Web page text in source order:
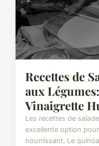
Recettes de
aux
Vinaigrette
Les recettes de
excellente option
nourrissant. Le